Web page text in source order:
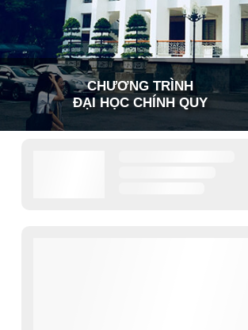
CHƯƠNG TRÌNH
ĐẠI HỌC CHÍNH QUY